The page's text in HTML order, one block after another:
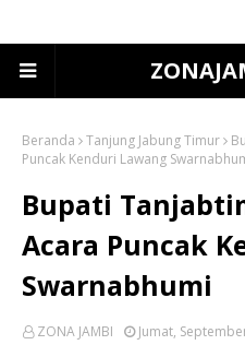
Beranda Tanjung Jabung Timur
Puncak Kenduri Lawang
Bupati
Acara Puncak
Swarnabhumi
ZONA JAMBI Jumat,